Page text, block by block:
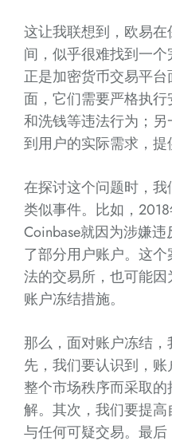
这让我联想到，欧易
间，似乎很难找到一
正是加密货币交易平
面，它们需要严格执
和洗钱等违法行为；
到用户的实际需求，提
在探讨这个问题时，
类似事件。比如，
Coinbase就因为涉嫌
了部分用户账户。这
法的交易所，也可能
账户冻结措施。
那么，面对账户冻结
先，我们要认识到，
整个市场秩序而采取
解。其次，我们要提
与任何可疑交易。最